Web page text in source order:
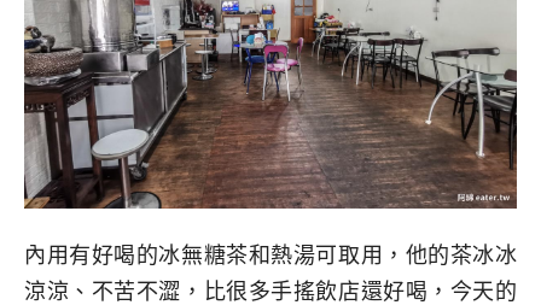
內用有好喝的冰無糖茶和熱湯可取用，他的茶冰冰
涼涼、不苦不澀，比很多手搖飲店還好喝，今天的